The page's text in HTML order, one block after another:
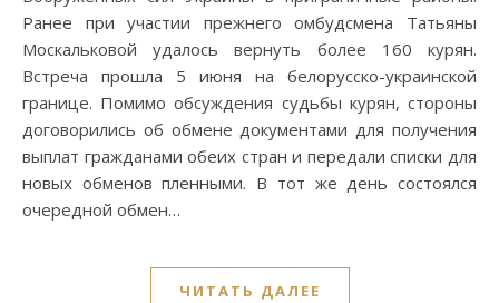
Ранее при участии прежнего омбудсмена Татьяны
Москальковой удалось вернуть более 160 курян.
Встреча прошла 5 июня на белорусско-украинской
границе. Помимо обсуждения судьбы курян, стороны
договорились об обмене документами для получения
выплат гражданами обеих стран и передали списки для
новых обменов пленными. В тот же день состоялся
очередной обмен…
ЧИТАТЬ ДАЛЕЕ